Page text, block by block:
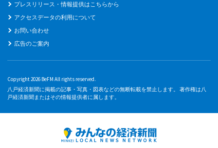
プレスリリース・情報提供はこちらから
アクセスデータの利用について
お問い合わせ
広告のご案内
Copyright 2026 BeFM All rights reserved.
八戸経済新聞に掲載の記事・写真・図表などの無断転載を禁止します。 著作権は八
戸経済新聞またはその情報提供者に属します。